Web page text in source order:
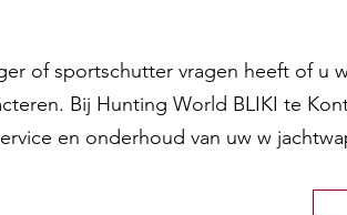
of sportschutter vragen heeft of u
Bij Hunting World BLIKI te
en onderhoud van uw w